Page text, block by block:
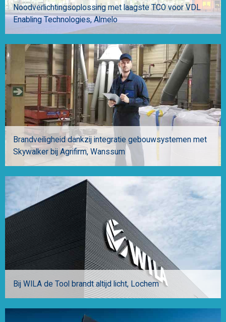
Noodverlichtingsoplossing met laagste TCO voor VDL
Enabling Technologies Almelo
Brandveiligheid dankzij integratie gebouwsystemen met
Skywalker bij Agrifirm Wanssum
Bij WILA de Tool brandt altijd licht Lochem